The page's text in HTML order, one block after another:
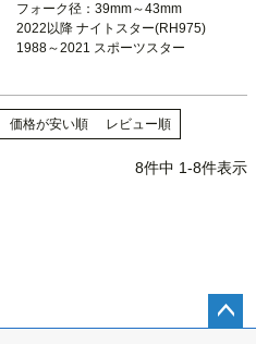
39mm～43mmフォーク装着車
1988～2021 スポーツスター
1991～2005 ダイナ
2000～2017 ソフテイル
※FXCW/C、FXSB/SE、FXSEは不可
national cycle（ナショナル サイク
フォーク径：39mm～43mm
2022以降 ナイトスター(RH975)
1988～2021 スポーツスター
価格が安い順 レビュー順
8件中 1-8件表示